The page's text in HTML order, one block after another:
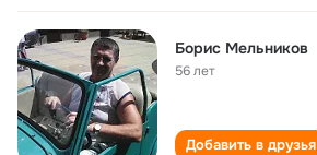
Борис Мельников
56 лет
Добавить в друзья